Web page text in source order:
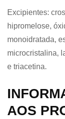
Excipientes:
hipromelose,
monoidratada,
microcristalina,
e triacetina.
AOS